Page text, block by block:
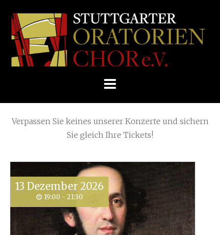
Skip
E.V.
Home Veranstaltung
Verpassen Sie keines unserer Konzerte und sichern
Sie gleich Ihre Tickets!
13 Dezember 2026
19:00 - 21:30